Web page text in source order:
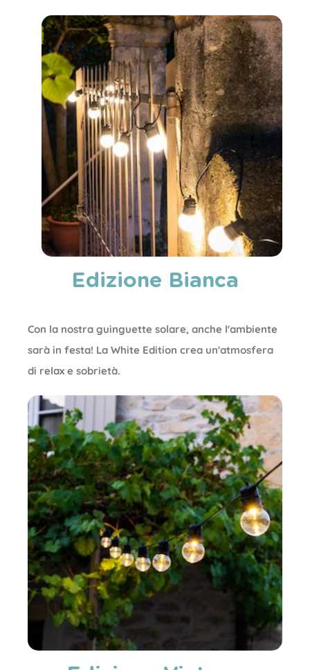
Edizione Bianca
Con la nostra guinguette solare, anche l'ambiente
sarà in festa! La White Edition crea un'atmosfera
di relax e sobrietà.